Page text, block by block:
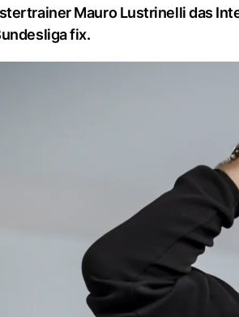
Mauro Lustrinelli das
fix.